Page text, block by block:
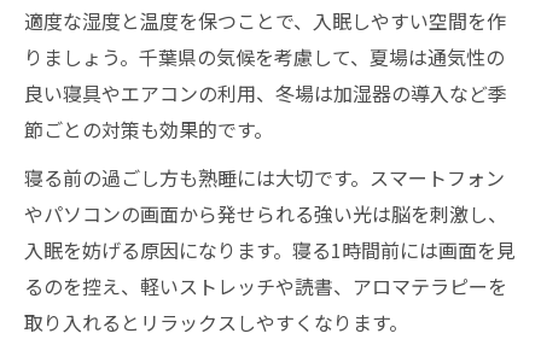
適度な湿度と温度を保つことで、入眠しやすい空間を作
りましょう。千葉県の気候を考慮して、夏場は通気性の
良い寝具やエアコンの利用、冬場は加湿器の導入など季
節ごとの対策も効果的です。
寝る前の過ごし方も熟睡には大切です。スマートフォン
やパソコンの画面から発せられる強い光は脳を刺激し、
入眠を妨げる原因になります。寝る1時間前には画面を見
るのを控え、軽いストレッチや読書、アロマテラピーを
取り入れるとリラックスしやすくなります。